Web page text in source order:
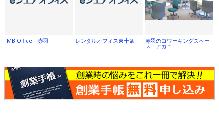
IMB Office 赤羽 レンタルオフィス東十条
赤羽のコワーキングスペー
ス アカコ